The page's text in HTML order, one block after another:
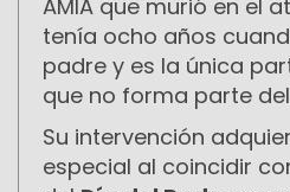
AMIA que murió en el
tenía ocho años
padre y es la única
que no forma parte
Su intervención
especial al coincidir